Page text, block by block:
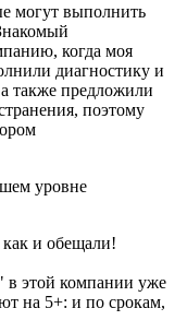
могут выполнить
когда моя
диагностику и
также предложили
поэтому
уровне
и обещали!
этой компании уже
на 5+: и по срокам,